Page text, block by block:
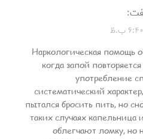
Наркологическая помощь
когда запой
употребление
систематический
пытался бросить пить, но
таких случаях капельница
облегчают ломку, но